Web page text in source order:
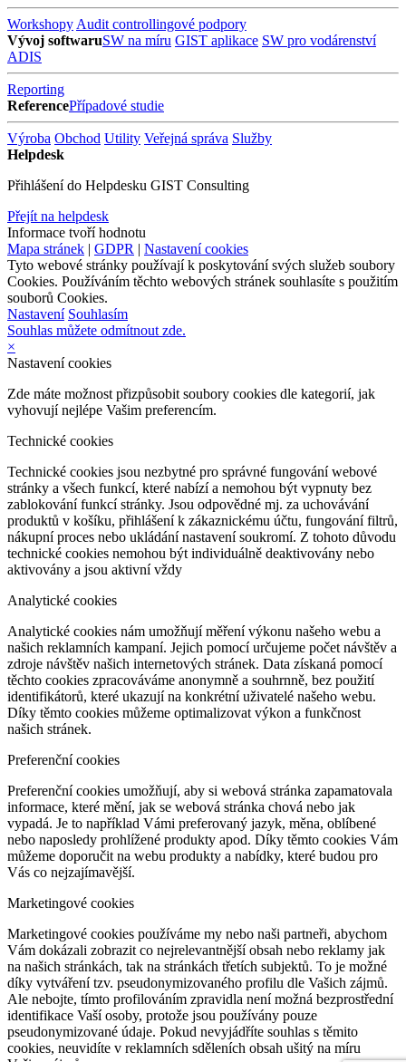
Workshopy Audit controllingové podpory
Vývoj softwaruSW na míru GIST aplikace SW pro vodárenství
ADIS
Reporting
ReferencePřípadové studie
Výroba Obchod Utility Veřejná správa Služby
Helpdesk
Přihlášení do Helpdesku GIST Consulting
Přejít na helpdesk
Informace tvoří hodnotu
Mapa stránek | GDPR | Nastavení cookies
Tyto webové stránky používají k poskytování svých služeb soubory
Cookies. Používáním těchto webových stránek souhlasíte s použitím
souborů Cookies.
Nastavení Souhlasím
Souhlas můžete odmítnout zde.
×
Nastavení cookies
Zde máte možnost přizpůsobit soubory cookies dle kategorií, jak
vyhovují nejlépe Vašim preferencím.
Technické cookies
Technické cookies jsou nezbytné pro správné fungování webové
stránky a všech funkcí, které nabízí a nemohou být vypnuty bez
zablokování funkcí stránky. Jsou odpovědné mj. za uchovávání
produktů v košíku, přihlášení k zákaznickému účtu, fungování filtrů,
nákupní proces nebo ukládání nastavení soukromí. Z tohoto důvodu
technické cookies nemohou být individuálně deaktivovány nebo
aktivovány a jsou aktivní vždy
Analytické cookies
Analytické cookies nám umožňují měření výkonu našeho webu a
našich reklamních kampaní. Jejich pomocí určujeme počet návštěv a
zdroje návštěv našich internetových stránek. Data získaná pomocí
těchto cookies zpracováváme anonymně a souhrnně, bez použití
identifikátorů, které ukazují na konkrétní uživatelé našeho webu.
Díky těmto cookies můžeme optimalizovat výkon a funkčnost
našich stránek.
Preferenční cookies
Preferenční cookies umožňují, aby si webová stránka zapamatovala
informace, které mění, jak se webová stránka chová nebo jak
vypadá. Je to například Vámi preferovaný jazyk, měna, oblíbené
nebo naposledy prohlížené produkty apod. Díky těmto cookies Vám
můžeme doporučit na webu produkty a nabídky, které budou pro
Vás co nejzajímavější.
Marketingové cookies
Marketingové cookies používáme my nebo naši partneři, abychom
Vám dokázali zobrazit co nejrelevantnější obsah nebo reklamy jak
na našich stránkách, tak na stránkách třetích subjektů. To je možné
díky vytváření tzv. pseudonymizovaného profilu dle Vašich zájmů.
Ale nebojte, tímto profilováním zpravidla není možná bezprostřední
identifikace Vaší osoby, protože jsou používány pouze
pseudonymizované údaje. Pokud nevyjádříte souhlas s těmito
cookies, neuvidíte v reklamních sděleních obsah ušitý na míru